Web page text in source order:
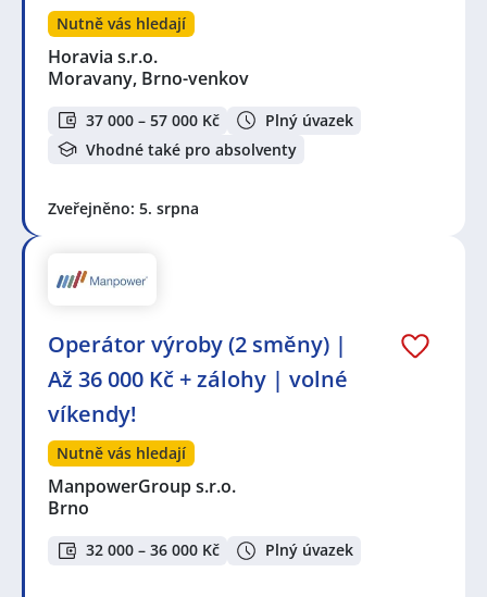
Nutně vás hledají
Horavia s.r.o.
Moravany, Brno-venkov
37 000 – 57 000 Kč
Plný úvazek
Vhodné také pro absolventy
Zveřejněno: 5. srpna
Operátor výroby (2 směny) |
Až 36 000 Kč + zálohy | volné
víkendy!
Nutně vás hledají
ManpowerGroup s.r.o.
Brno
32 000 – 36 000 Kč Plný úvazek